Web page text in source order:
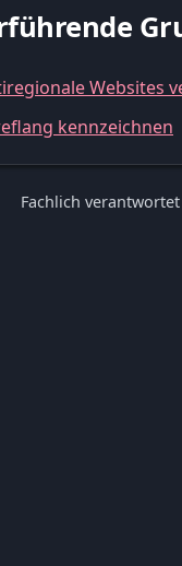
Websites
kennzeichnen
Fachlich